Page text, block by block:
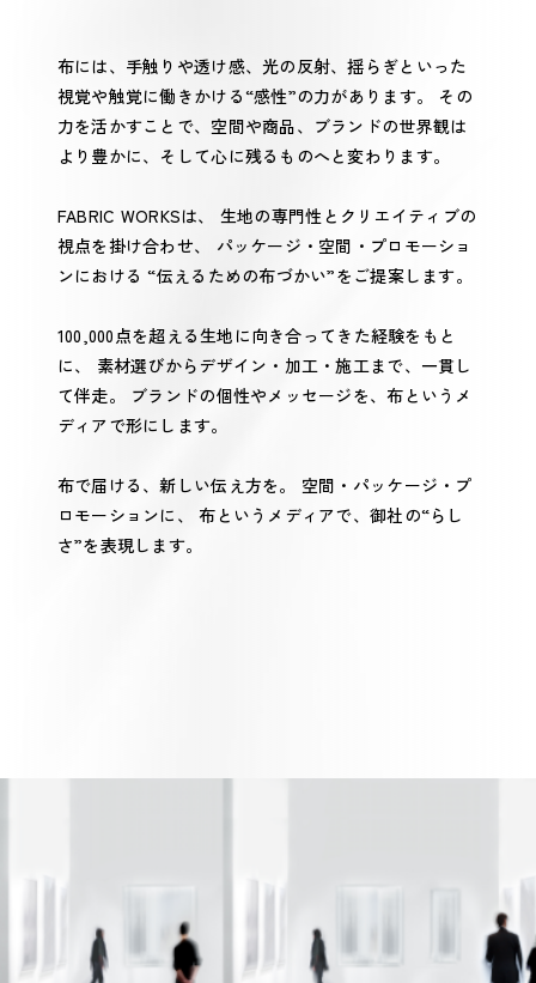
布には、手触りや透け感、光の反射、揺らぎといった
視覚や触覚に働きかける“感性”の力があります。
その
力を活かすことで、空間や商品、ブランドの世界観は
より豊かに、そして心に残るものへと変わります。
FABRIC WORKSは、
生地の専門性とクリエイティブの
視点を掛け合わせ、
パッケージ・空間・プロモーショ
ンにおける “伝えるための布づかい”をご提案します。
100,000点を超える生地に向き合ってきた経験をもと
に、
素材選びからデザイン・加工・施工まで、一貫し
て伴走。
ブランドの個性やメッセージを、布というメ
ディアで形にします。
布で届ける、新しい伝え方を。
空間・パッケージ・プ
ロモーションに、
布というメディアで、御社の“らし
さ”を表現します。